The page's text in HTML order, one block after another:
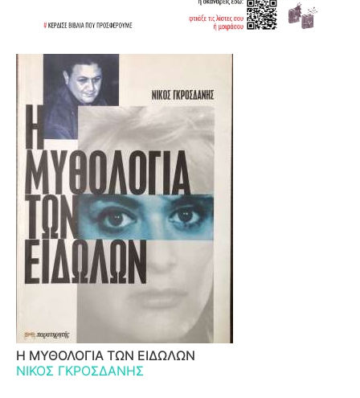
Η ΜΥΘΟΛΟΓΙΑ ΤΩΝ ΕΙΔΩΛΩΝ
ΝΙΚΟΣ ΓΚΡΟΣΔΑΝΗΣ